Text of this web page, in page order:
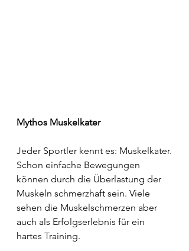
Mythos Muskelkater
Jeder Sportler kennt es: Muskelkater.
Schon einfache Bewegungen
können durch die Überlastung der
Muskeln schmerzhaft sein. Viele
sehen die Muskelschmerzen aber
auch als Erfolgserlebnis für ein
hartes Training.